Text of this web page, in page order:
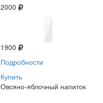
2000
1900
Подробности
Купить
Овсяно-яблочный напиток